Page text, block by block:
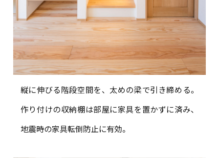
縦に伸びる階段空間を、太めの梁で引き締める。
作り付けの収納棚は部屋に家具を置かずに済み、
地震時の家具転倒防止に有効。